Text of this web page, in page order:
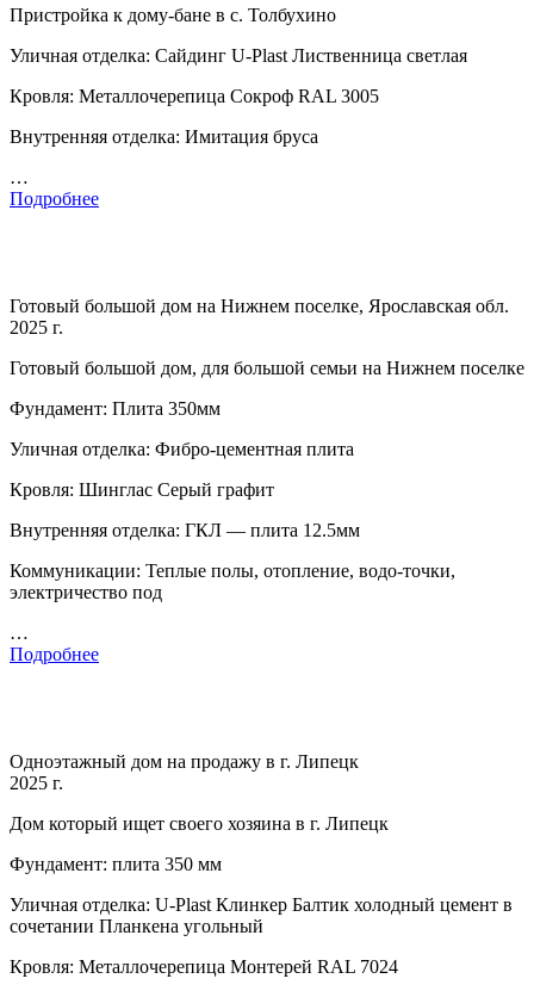
Пристройка к дому-бане в с. Толбухино
Уличная отделка: Сайдинг U-Plast Лиственница светлая
Кровля: Металлочерепица Сокроф RAL 3005
Внутренняя отделка: Имитация бруса
…
Подробнее
Готовый большой дом на Нижнем поселке, Ярославская обл.
2025 г.
Готовый большой дом, для большой семьи на Нижнем поселке
Фундамент: Плита 350мм
Уличная отделка: Фибро-цементная плита
Кровля: Шинглас Серый графит
Внутренняя отделка: ГКЛ — плита 12.5мм
Коммуникации: Теплые полы, отопление, водо-точки,
электричество под
…
Подробнее
Одноэтажный дом на продажу в г. Липецк
2025 г.
Дом который ищет своего хозяина в г. Липецк
Фундамент: плита 350 мм
Уличная отделка: U-Plast Клинкер Балтик холодный цемент в
сочетании Планкена угольный
Кровля: Металлочерепица Монтерей RAL 7024